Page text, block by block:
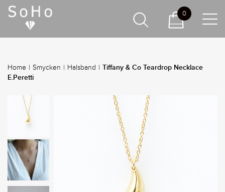
Home | Smycken | Halsband | Tiffany & Co Teardrop Necklace
E.Peretti
0